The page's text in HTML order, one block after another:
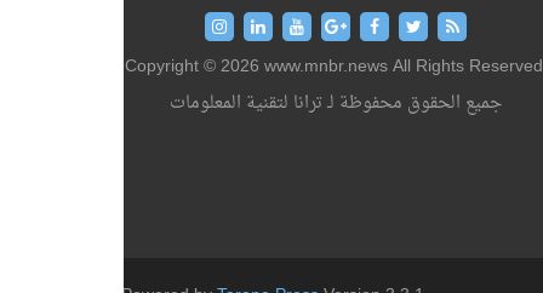
Copyright © 2026 www.mnbr.news All Rights
جميع الحقوق محفوظة لـ ترانا لتقنية المعلومات